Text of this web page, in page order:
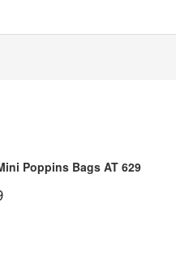
Poppins Bags AT 629